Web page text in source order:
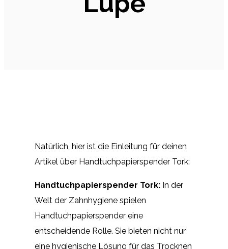
Natürlich, hier ist die Einleitung für deinen
Artikel über Handtuchpapierspender Tork:
Handtuchpapierspender Tork: In der
Welt der Zahnhygiene spielen
Handtuchpapierspender eine
entscheidende Rolle. Sie bieten nicht nur
eine hygienische Lösung für das Trocknen